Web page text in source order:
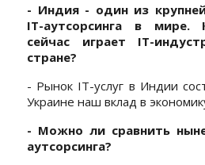
- Индия - один из
IT-аутсорсинга в мире.
сейчас играет IT-
стране?
- Рынок IT-услуг в Индии
Украине наш вклад в
- Можно ли сравнить
аутсорсинга?